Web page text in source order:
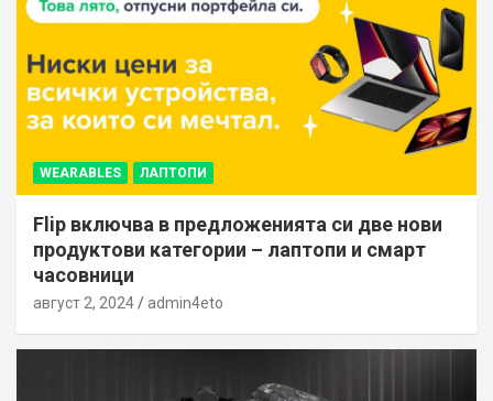
WEARABLES ЛАПТОПИ
Flip включва в предложенията си две нови
продуктови категории – лаптопи и смарт
часовници
август 2, 2024 admin4eto